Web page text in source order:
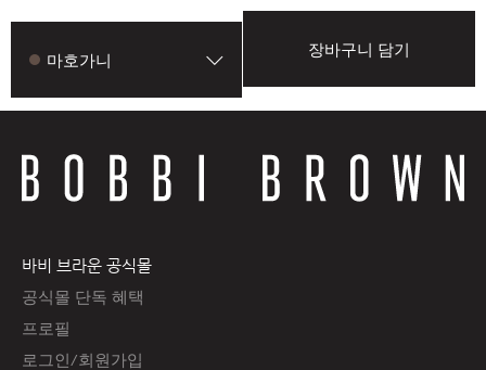
마호가니
장바구니 담기
바비 브라운 공식몰
공식몰 단독 혜택
프로필
로그인/회원가입